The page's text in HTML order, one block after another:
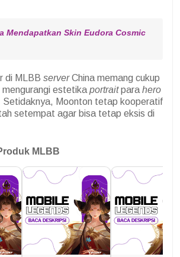
Mendapatkan Skin Eudora Cosmic
di MLBB serverChina memang cukup
estetika portraitpara hero
Setidaknya, Moonton tetap kooperatif
setempat agar bisa tetap eksis di
MLBB